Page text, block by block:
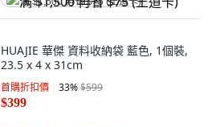
HUAJIE 華傑 資料收納袋 藍色, 1個裝,
23.5 x 4 x 31cm
首購折扣價 33%$599
$399